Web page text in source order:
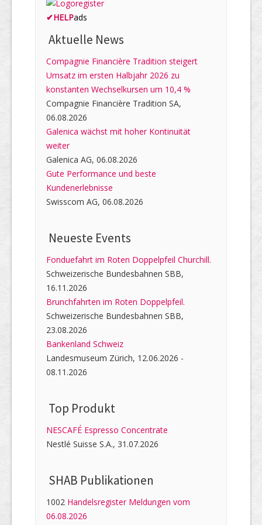
✔HELPads
Aktuelle News
Compagnie Financière Tradition steigert
Umsatz im ersten Halbjahr 2026 zu
konstanten Wechselkursen um 10,4 %
Compagnie Financière Tradition SA,
06.08.2026
Galenica wächst mit hoher Kontinuität
weiter
Galenica AG, 06.08.2026
Gute Performance und beste
Kundenerlebnisse
Swisscom AG, 06.08.2026
Neueste Events
Fonduefahrt im Roten Doppelpfeil Churchill.
Schweizerische Bundesbahnen SBB,
16.11.2026
Brunchfahrten im Roten Doppelpfeil.
Schweizerische Bundesbahnen SBB,
23.08.2026
Bankenland Schweiz
Landesmuseum Zürich, 12.06.2026 -
08.11.2026
Top Produkt
NESCAFÉ Espresso Concentrate
Nestlé Suisse S.A., 31.07.2026
SHAB Publi­kati­onen
1002 Handelsregister Meldungen vom
06.08.2026